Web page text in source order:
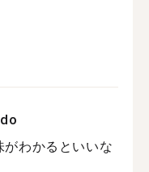
わかるといいな